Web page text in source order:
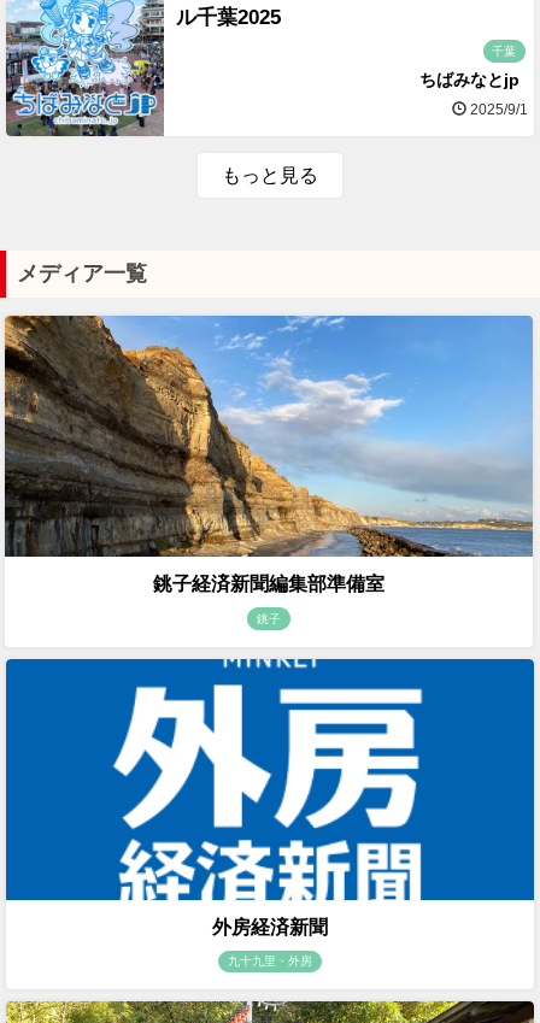
ル千葉2025
千葉
ちばみなとjp
2025/9/1
もっと見る
メディア一覧
銚子経済新聞編集部準備室
銚子
外房経済新聞
九十九里・外房